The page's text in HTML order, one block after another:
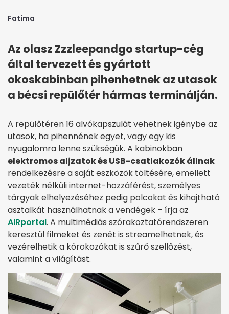
Fatima
Az olasz Zzzleepandgo startup-cég
által tervezett és gyártott
okoskabinban pihenhetnek az utasok
a bécsi repülőtér hármas terminálján.
A repülőtéren 16 alvókapszulát vehetnek igénybe az
utasok, ha pihennének egyet, vagy egy kis
nyugalomra lenne szükségük. A kabinokban
elektromos aljzatok és USB-csatlakozók állnak
rendelkezésre a saját eszközök töltésére, emellett
vezeték nélküli internet-hozzáférést, személyes
tárgyak elhelyezéséhez pedig polcokat és kihajtható
asztalkát használhatnak a vendégek – írja az
AIRportal. A multimédiás szórakoztatórendszeren
keresztül filmeket és zenét is streamelhetnek, és
vezérelhetik a kórokozókat is szűrő szellőzést,
valamint a világítást.